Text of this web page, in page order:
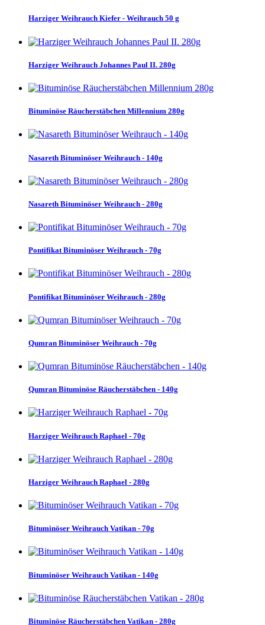
Harziger Weihrauch Kiefer - Weihrauch 50 g
Harziger Weihrauch Johannes Paul II. 280g
Bituminöse Räucherstäbchen Millennium 280g
Nasareth Bituminöser Weihrauch - 140g
Nasareth Bituminöser Weihrauch - 280g
Pontifikat Bituminöser Weihrauch - 70g
Pontifikat Bituminöser Weihrauch - 280g
Qumran Bituminöser Weihrauch - 70g
Qumran Bituminöse Räucherstäbchen - 140g
Harziger Weihrauch Raphael - 70g
Harziger Weihrauch Raphael - 280g
Bituminöser Weihrauch Vatikan - 70g
Bituminöser Weihrauch Vatikan - 140g
Bituminöse Räucherstäbchen Vatikan - 280g